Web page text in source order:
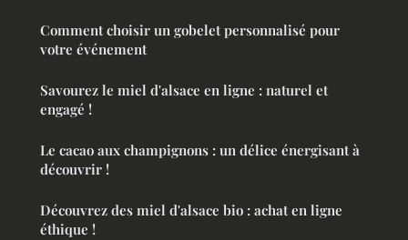
Comment choisir un gobelet personnalisé pour
votre événement
Savourez le miel d'alsace en ligne : naturel et
engagé !
Le cacao aux champignons : un délice énergisant à
découvrir !
Découvrez des miel d'alsace bio : achat en ligne
éthique !